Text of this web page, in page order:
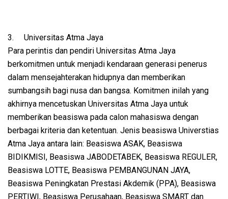
3.
Universitas Atma Jaya
Para perintis dan pendiri Universitas Atma Jaya
berkomitmen untuk menjadi kendaraan generasi penerus
dalam mensejahterakan hidupnya dan memberikan
sumbangsih bagi nusa dan bangsa. Komitmen inilah yang
akhirnya mencetuskan Universitas Atma Jaya untuk
memberikan beasiswa pada calon mahasiswa dengan
berbagai kriteria dan ketentuan. Jenis beasiswa Universtias
Atma Jaya antara lain: Beasiswa ASAK, Beasiswa
BIDIKMISI, Beasiswa JABODETABEK, Beasiswa REGULER,
Beasiswa LOTTE, Beasiswa PEMBANGUNAN JAYA,
Beasiswa Peningkatan Prestasi Akdemik (PPA), Beasiswa
PERTIWI, Beasiswa Perusahaan, Beasiswa SMART dan